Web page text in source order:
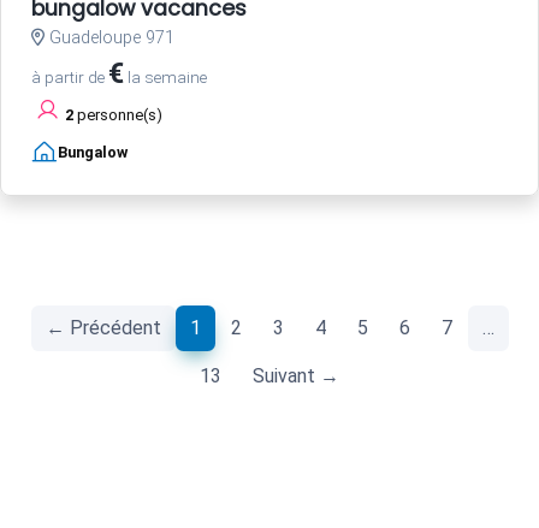
bungalow vacances
Guadeloupe 971
à partir de € la semaine
2 personne(s)
Bungalow
← Précédent 1 (current)
2 3 4 5 6 7 …
13 Suivant →